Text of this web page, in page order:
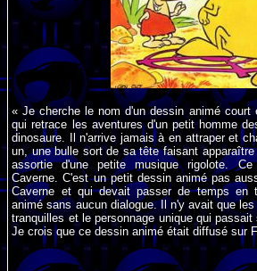
« Je cherche le nom d'un dessin animé court
qui retrace les aventures d'un petit homme
dinosaure. Il n'arrive jamais à en attraper et
un, une bulle sort de sa tête faisant
assortie d'une petite musique rigolote.
Caverne. C'est un petit dessin animé pas
Caverne et qui devait passer de temps en
animé sans aucun dialogue. Il n'y avait que
tranquilles et le personnage unique qui
Je crois que ce dessin animé était diffusé sur